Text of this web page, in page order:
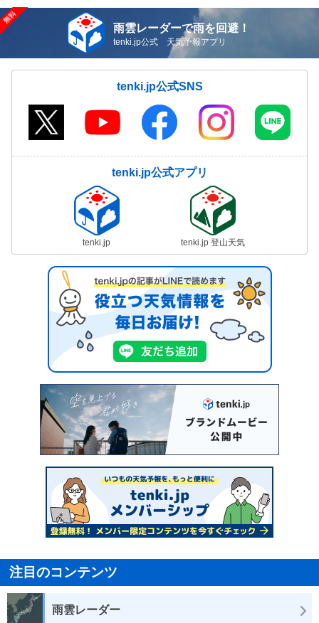
雨雲レーダーで雨を回避！
tenki.jp公式 天気予報アプリ
tenki.jp公式SNS
tenki.jp公式アプリ
tenki.jp tenki.jp 登山天気
注目のコンテンツ
雨雲レーダー